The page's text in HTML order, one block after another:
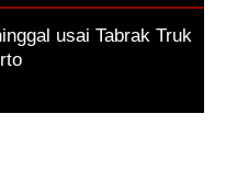
usai Tabrak Truk